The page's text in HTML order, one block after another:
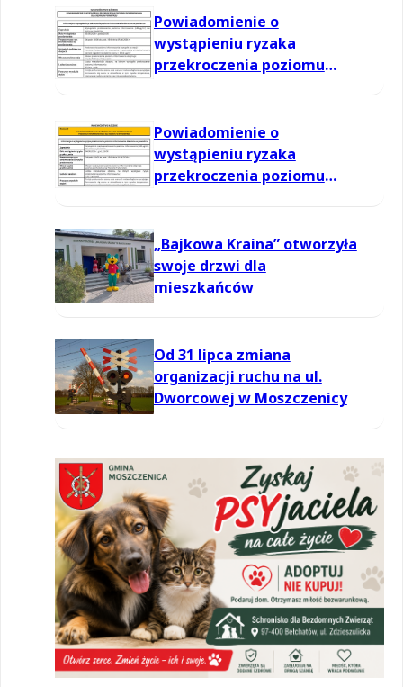
Powiadomienie o
wystąpieniu ryzaka
przekroczenia poziomu
Powiadomienie o
wystąpieniu ryzaka
przekroczenia poziomu
„Bajkowa Kraina” otworzyła
swoje drzwi dla
mieszkańców
Od 31 lipca zmiana
organizacji ruchu na ul.
Dworcowej w Moszczenicy